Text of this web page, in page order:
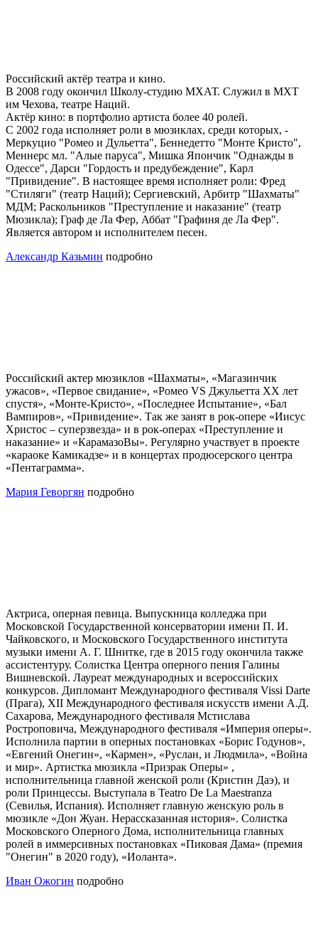
Российский актёр театра и кино.
В 2008 году окончил Школу-студию МХАТ. Служил в МХТ
им Чехова, театре Наций.
Актёр кино: в портфолио артиста более 40 ролей.
С 2002 года исполняет роли в мюзиклах, среди которых, -
Меркуцио "Ромео и Дульетта", Беннедетто "Монте Кристо",
Меннерс мл. "Алые паруса", Мишка Япончик "Однажды в
Одессе", Дарси "Гордость и предубеждение", Карл
"Привидение". В настоящее время исполняет роли: Фред
"Стиляги" (театр Наций); Сергиевский, Арбитр "Шахматы"
МДМ; Раскольников "Преступление и наказание" (театр
Мюзикла); Граф де Ла Фер, Аббат "Графиня де Ла Фер".
Является автором и исполнителем песен.
Александр Казьмин подробно
Российский актер мюзиклов «Шахматы», «Магазинчик
ужасов», «Первое свидание», «Ромео VS Джульетта XX лет
спустя», «Монте-Кристо», «Последнее Испытание», «Бал
Вампиров», «Привидение». Так же занят в рок-опере «Иисус
Христос – суперзвезда» и в рок-операх «Преступление и
наказание» и «КарамазоВы». Регулярно участвует в проекте
«караоке Камикадзе» и в концертах продюсерского центра
«Пентаграмма».
Мария Геворгян подробно
Актриса, оперная певица. Выпускница колледжа при
Московской Государственной консерватории имени П. И.
Чайковского, и Московского Государственного института
музыки имени А. Г. Шнитке, где в 2015 году окончила также
ассистентуру. Солистка Центра оперного пения Галины
Вишневской. Лауреат международных и всероссийских
конкурсов. Дипломант Международного фестиваля Vissi Darte
(Прага), XII Международного фестиваля искусств имени А.Д.
Сахарова, Международного фестиваля Мстислава
Ростроповича, Международного фестиваля «Империя оперы».
Исполнила партии в оперных постановках «Борис Годунов»,
«Евгений Онегин», «Кармен», «Руслан, и Людмила», «Война
и мир». Артистка мюзикла «Призрак Оперы» ,
исполнительница главной женской роли (Кристин Даэ), и
роли Принцессы. Выступала в Teatro De La Maestranza
(Севилья, Испания). Исполняет главную женскую роль в
мюзикле «Дон Жуан. Нерассказанная история». Солистка
Московского Оперного Дома, исполнительница главных
ролей в иммерсивных постановках «Пиковая Дама» (премия
"Онегин" в 2020 году), «Иоланта».
Иван Ожогин подробно